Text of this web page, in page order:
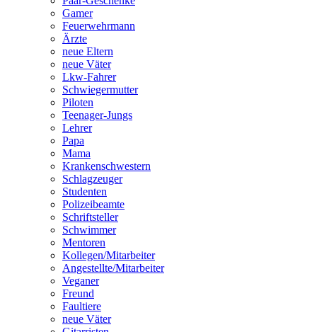
Gamer
Feuerwehrmann
Ärzte
neue Eltern
neue Väter
Lkw-Fahrer
Schwiegermutter
Piloten
Teenager-Jungs
Lehrer
Papa
Mama
Krankenschwestern
Schlagzeuger
Studenten
Polizeibeamte
Schriftsteller
Schwimmer
Mentoren
Kollegen/Mitarbeiter
Angestellte/Mitarbeiter
Veganer
Freund
Faultiere
neue Väter